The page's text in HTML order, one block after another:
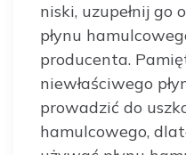
niski, uzupełnij go
płynu
producenta.
niewłaściwego
prowadzić do
hamulcowego,